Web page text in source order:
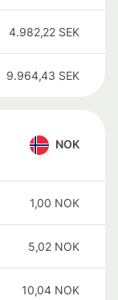
4.982,22 SEK
9.964,43 SEK
NOK
1,00 NOK
5,02 NOK
10,04 NOK